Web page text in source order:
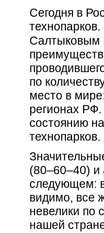
Сегодня в
Салтыковым
по
место в
регионах
состоянию
технопарков.
(80–60–40) и
следующем:
видимо, все
невелики по
нашей